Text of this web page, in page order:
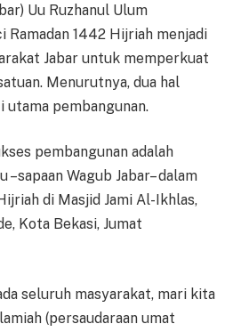
Uu Ruzhanul Ulum
Ramadan 1442 Hijriah menjadi
Jabar untuk memperkuat
Menurutnya, dua hal
pembangunan.
pembangunan adalah
–sapaan Wagub Jabar– dalam
di Masjid Jami Al-Ikhlas,
Kota Bekasi, Jumat
seluruh masyarakat, mari kita
(persaudaraan umat